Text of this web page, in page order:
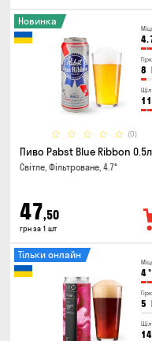
8
(0)
Новинка
Пиво Pabst Blue Ribbon 0.5л
Світле, Фільтроване, 4.7°
47,50
грн за 1 шт
4°
5
14
Тільки онлайн